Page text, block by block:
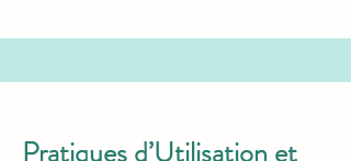
Pratiques d’Utilisation et